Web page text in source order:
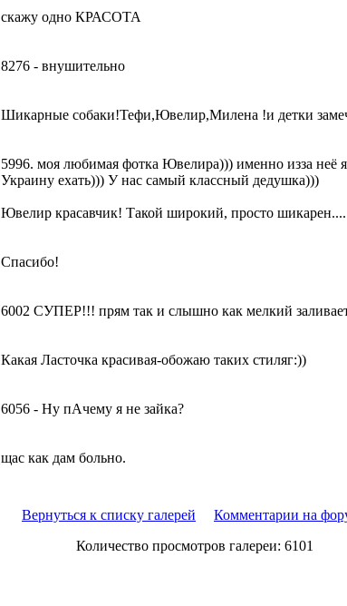
скажу одно КРАСОТА
8276 - внушительно
Шикарные собаки!Тефи,Ювелир,Милена !и детки
5996. моя любимая фотка Ювелира))) именно изза неё
Украину ехать))) У нас самый классный дедушка)))
Ювелир красавчик! Такой широкий, просто шикарен....
Спасибо!
6002 СУПЕР!!! прям так и слышно как мелкий
Какая Ласточка красивая-обожаю таких стиляг:))
6056 - Ну пАчему я не зайка?
щас как дам больно.
Вернуться к списку галерей
Комментарии на
Количество просмотров галереи: 6101